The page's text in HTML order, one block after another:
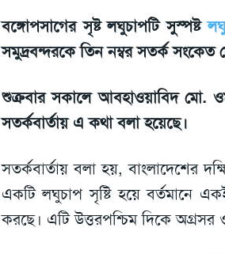
বঙ্গোপসাগের সৃষ্ট লঘুচাপটি সুস্পষ্ট
সমুদ্রবন্দরকে তিন নম্বর সতর্ক সংকেত
শুক্রবার সকালে আবহাওয়াবিদ মো.
সতর্কবার্তায় এ কথা বলা হয়েছে।
সতর্কবার্তায় বলা হয়, বাংলাদেশের
একটি লঘুচাপ সৃষ্টি হয়ে বর্তমানে
করছে। এটি উত্তরপশ্চিম দিকে